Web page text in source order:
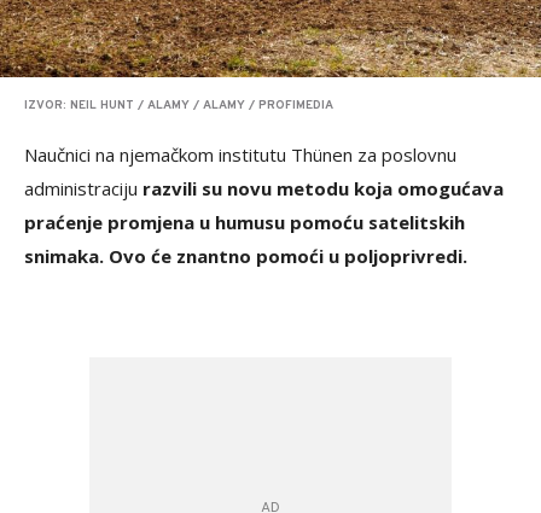
IZVOR: NEIL HUNT / ALAMY / ALAMY / PROFIMEDIA
Naučnici na njemačkom institutu Thünen za poslovnu
administraciju razvili su novu metodu koja omogućava
praćenje promjena u humusu pomoću satelitskih
snimaka. Ovo će znantno pomoći u poljoprivredi.